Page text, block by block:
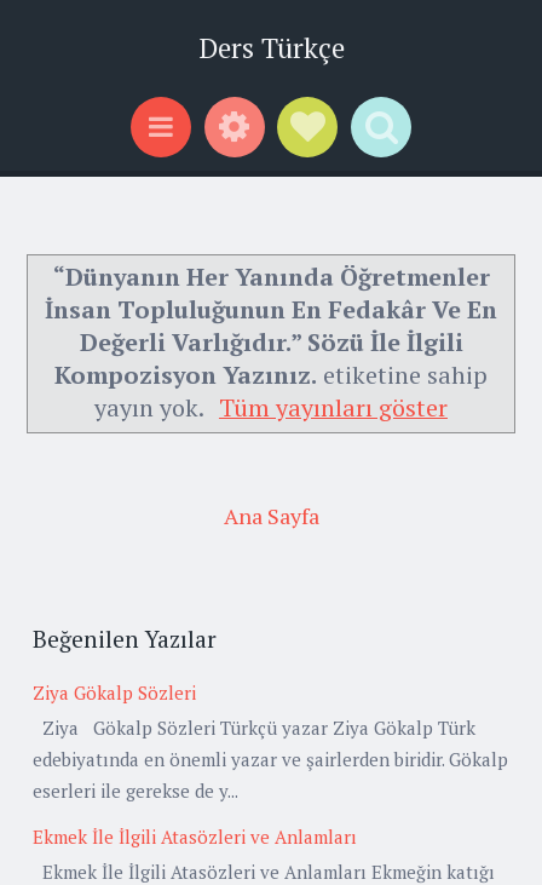
Ders Türkçe
Menu WidgetsSocial Links
Search
“Dünyanın Her Yanında Öğretmenler
İnsan Topluluğunun En Fedakâr Ve En
Değerli Varlığıdır.” Sözü İle İlgili
Kompozisyon Yazınız. etiketine sahip
yayın yok. Tüm yayınları göster
Ana Sayfa
Beğenilen Yazılar
Ziya Gökalp Sözleri
Ziya Gökalp Sözleri Türkçü yazar Ziya Gökalp Türk
edebiyatında en önemli yazar ve şairlerden biridir. Gökalp
eserleri ile gerekse de y...
Ekmek İle İlgili Atasözleri ve Anlamları
Ekmek İle İlgili Atasözleri ve Anlamları Ekmeğin katığı